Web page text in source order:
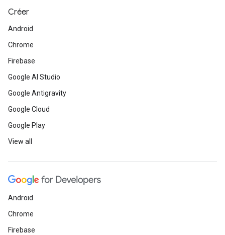
Créer
Android
Chrome
Firebase
Google AI Studio
Google Antigravity
Google Cloud
Google Play
View all
Android
Chrome
Firebase